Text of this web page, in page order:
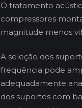
O tratamento
compressores
magnitude menos
A seleção dos
frequência pode
adequadamente
dos suportes com